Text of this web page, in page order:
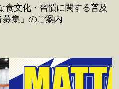
食文化・習慣に関する普及
集」のご案内